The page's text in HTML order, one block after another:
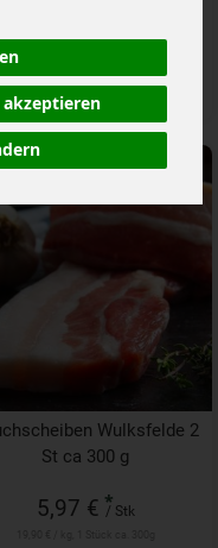
akzeptieren
5,97€
Wulksfelde 2
St ca 300 g
5,97 € *
/ Stk